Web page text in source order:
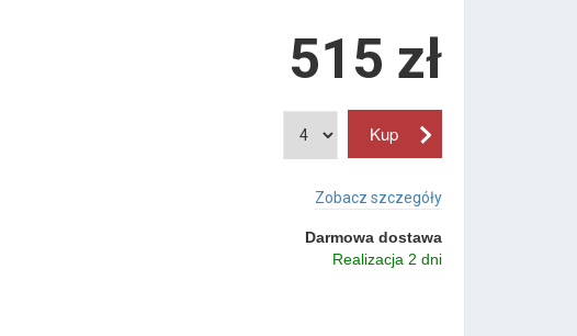
515 zł
Zobacz szczegóły
Darmowa dostawa
Realizacja 2 dni